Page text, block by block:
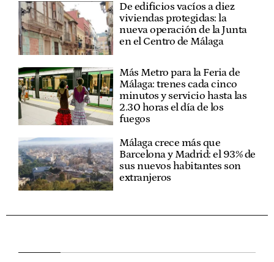
De edificios vacíos a diez
viviendas protegidas: la
nueva operación de la Junta
en el Centro de Málaga
Más Metro para la Feria de
Málaga: trenes cada cinco
minutos y servicio hasta las
2.30 horas el día de los
fuegos
Málaga crece más que
Barcelona y Madrid: el 93% de
sus nuevos habitantes son
extranjeros